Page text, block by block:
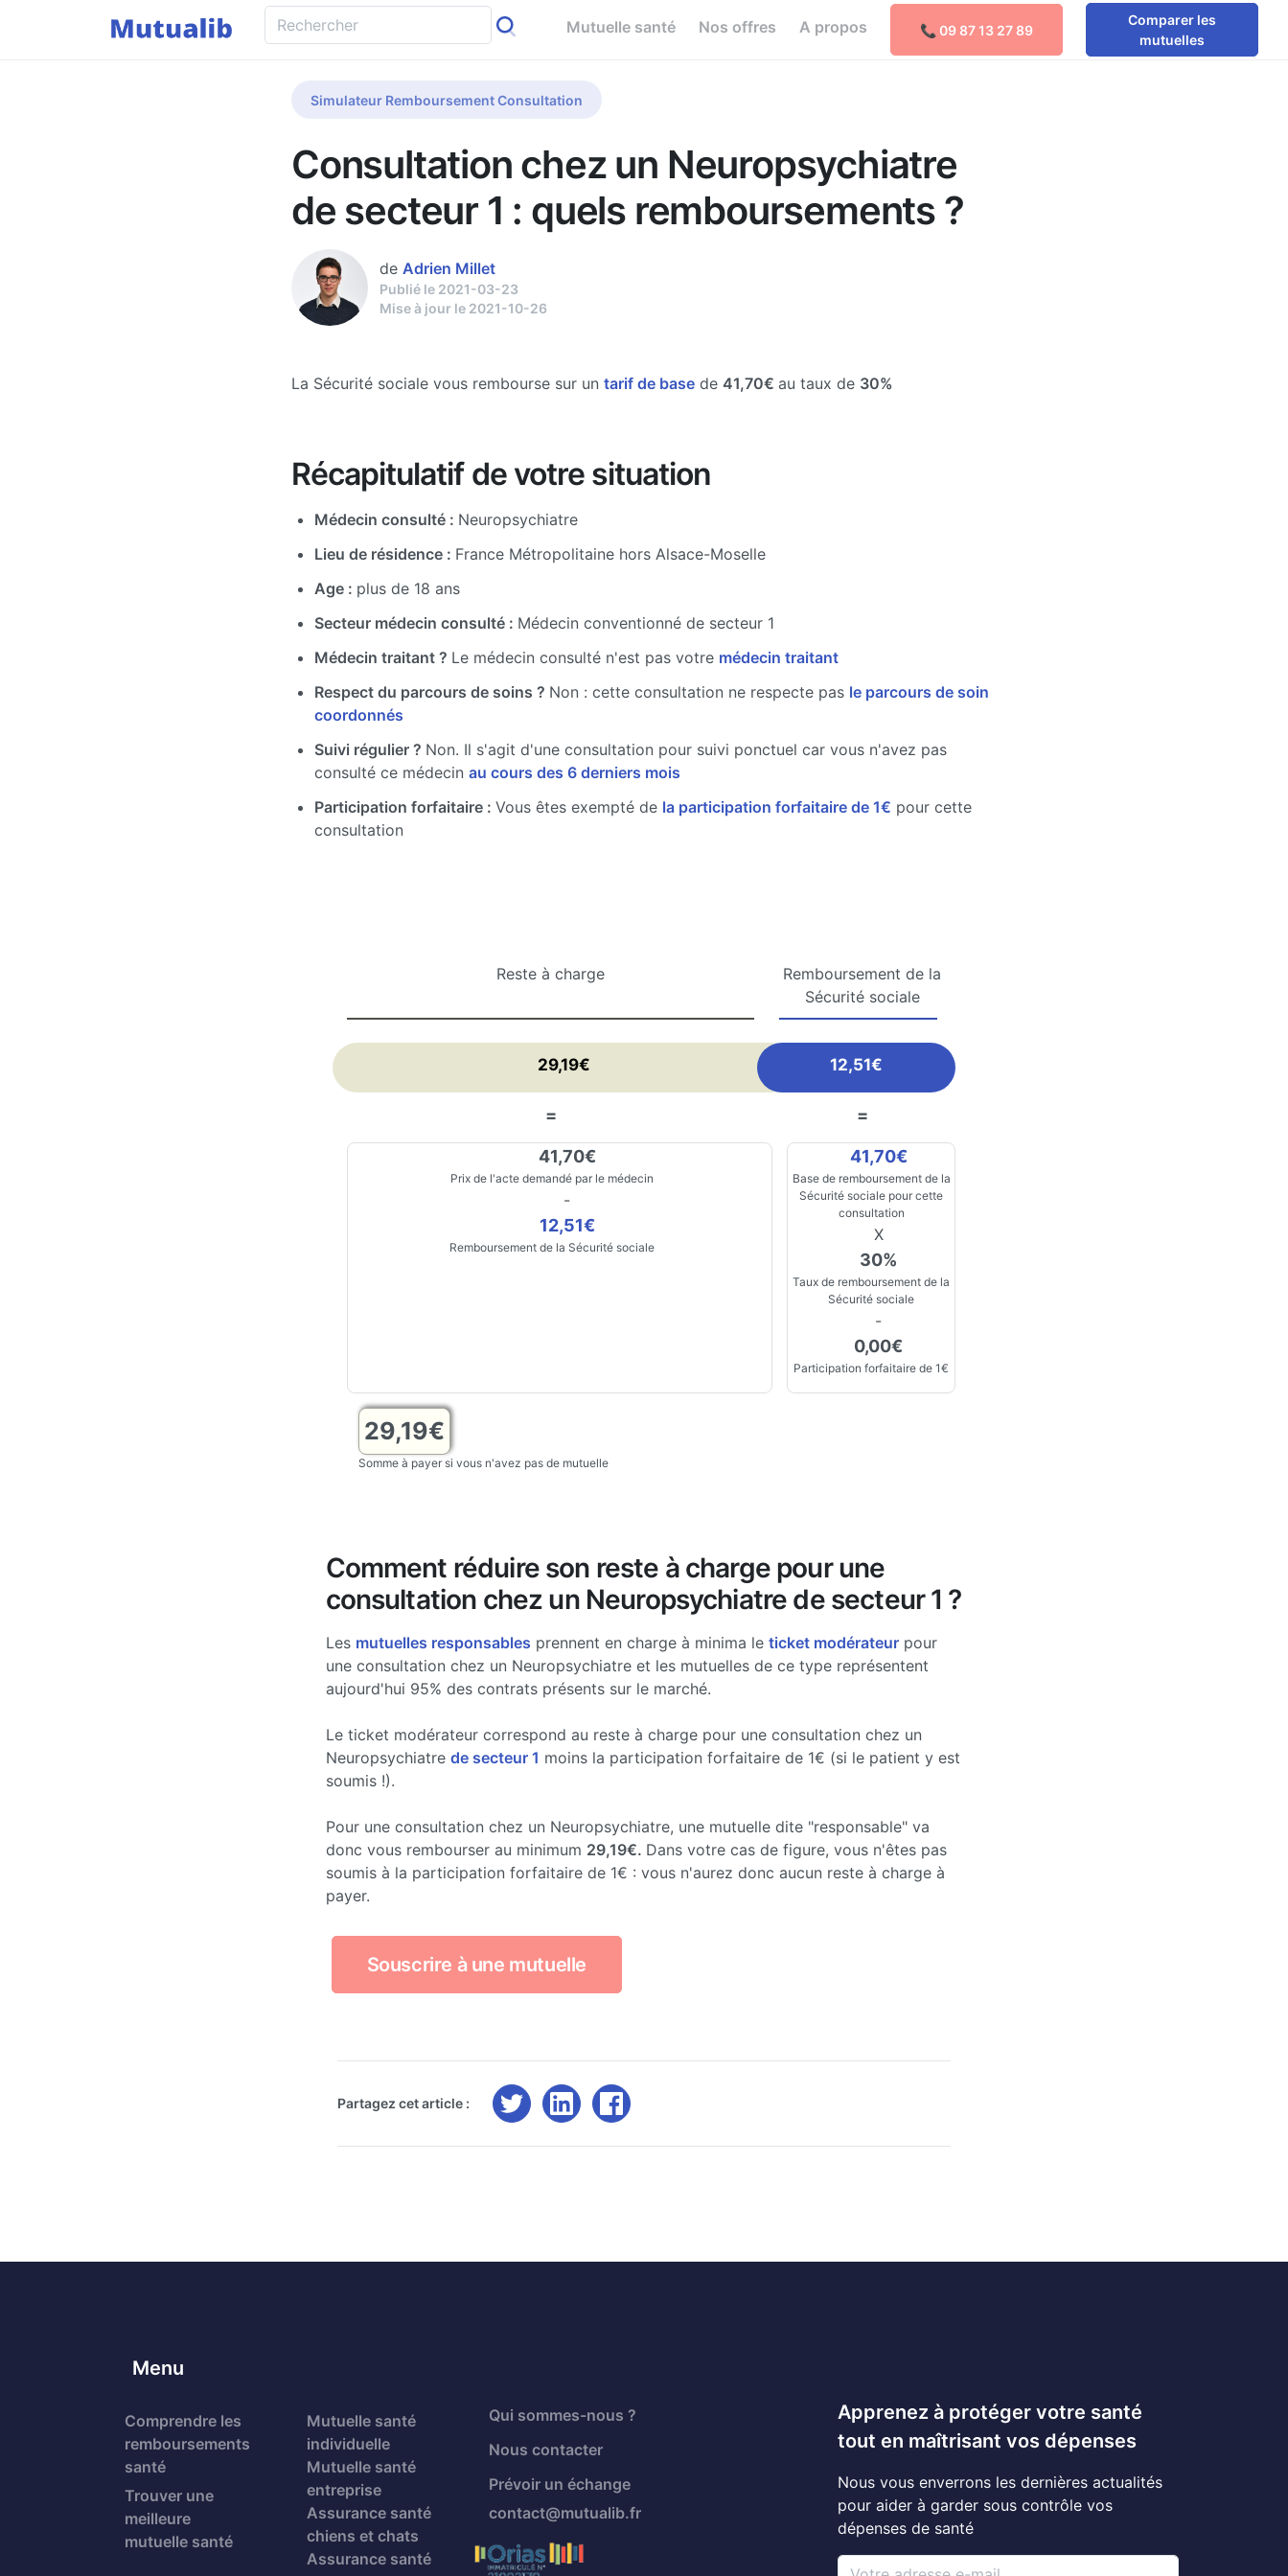
Mutuelle santé Nos offres A propos 📞 09 87 13 27 89
Comparer les
mutuelles
Simulateur Remboursement Consultation
Consultation chez un Neuropsychiatre
de secteur 1 : quels remboursements ?
de Adrien Millet
Publié le 2021-03-23
Mise à jour le 2021-10-26
La Sécurité sociale vous rembourse sur un tarif de base de 41,70€ au taux de 30%
Récapitulatif de votre situation
Médecin consulté : Neuropsychiatre
Lieu de résidence : France Métropolitaine hors Alsace-Moselle
Age : plus de 18 ans
Secteur médecin consulté : Médecin conventionné de secteur 1
Médecin traitant ? Le médecin consulté n'est pas votre médecin traitant
Respect du parcours de soins ? Non : cette consultation ne respecte pas le parcours de soin
coordonnés
Suivi régulier ? Non. Il s'agit d'une consultation pour suivi ponctuel car vous n'avez pas
consulté ce médecin au cours des 6 derniers mois
Participation forfaitaire : Vous êtes exempté de la participation forfaitaire de 1€ pour cette
consultation
Reste à charge
Remboursement de la
Sécurité sociale
29,19€ 12,51€
= =
41,70€
Prix de l'acte demandé par le médecin
-
12,51€
Remboursement de la Sécurité sociale
41,70€
Base de remboursement de la
Sécurité sociale pour cette
consultation
X
30%
Taux de remboursement de la
Sécurité sociale
-
0,00€
Participation forfaitaire de 1€
29,19€
Somme à payer si vous n'avez pas de mutuelle
Comment réduire son reste à charge pour une
consultation chez un Neuropsychiatre de secteur 1 ?
Les mutuelles responsables prennent en charge à minima le ticket modérateurpour
une consultation chez un Neuropsychiatre et les mutuelles de ce type représentent
aujourd'hui 95% des contrats présents sur le marché.
Le ticket modérateur correspond au reste à charge pour une consultation chez un
Neuropsychiatre de secteur 1 moins la participation forfaitaire de 1€ (si le patient y est
soumis !).
Pour une consultation chez un Neuropsychiatre, une mutuelle dite "responsable" va
donc vous rembourser au minimum 29,19€. Dans votre cas de figure, vous n'êtes pas
soumis à la participation forfaitaire de 1€ : vous n'aurez donc aucun reste à charge à
payer.
Souscrire à une mutuelle
Partagez cet article :
Menu
Comprendre les
remboursements
santé
Trouver une
meilleure
mutuelle santé
Mutuelle santé
individuelle
Mutuelle santé
entreprise
Assurance santé
chiens et chats
Assurance santé
Qui sommes-nous ?
Nous contacter
Prévoir un échange
contact@mutualib.fr
Apprenez à protéger votre santé
tout en maîtrisant vos dépenses
Nous vous enverrons les dernières actualités
pour aider à garder sous contrôle vos
dépenses de santé